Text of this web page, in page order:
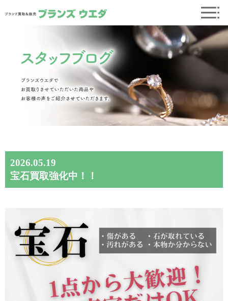
2026.05.19
宝石買取強化中！！